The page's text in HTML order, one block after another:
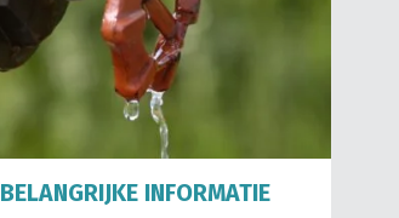
BELANGRIJKE INFORMATIE